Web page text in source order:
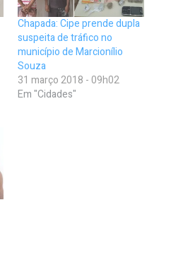
Chapada: Cipe prende dupla
suspeita de tráfico no
município de Marcionílio
Souza
31 março 2018 - 09h02
Em "Cidades"